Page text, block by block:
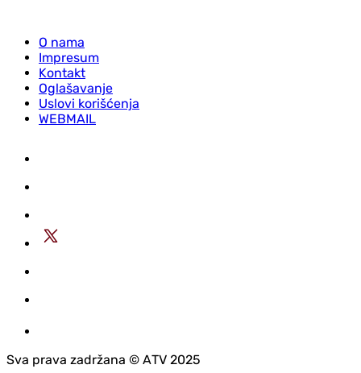
O nama
Impresum
Kontakt
Oglašavanje
Uslovi korišćenja
WEBMAIL
Sva prava zadržana © АTV 2025